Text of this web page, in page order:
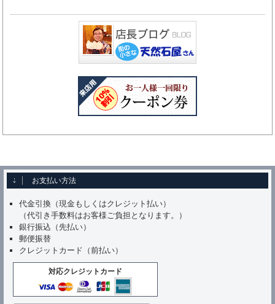
お支払い方法
代金引換（現金もしくはクレジット払い）
（代引き手数料はお客様ご負担となります。）
銀行振込（先払い）
郵便振替
クレジットカード（前払い）
対応クレジットカード